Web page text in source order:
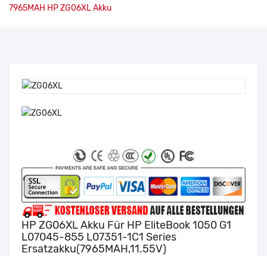
7965MAH HP ZG06XL Akku
HP ZG06XL Akku Für HP EliteBook 1050 G1
L07045-855 L07351-1C1 Series
Ersatzakku(7965MAH,11.55V)